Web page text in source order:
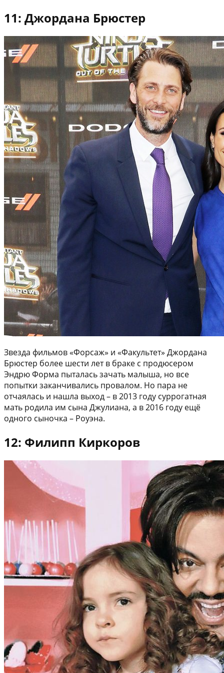
11: Джордана Брюстер
Звезда фильмов «Форсаж» и «Факультет» Джордана
Брюстер более шести лет в браке с продюсером
Эндрю Форма пыталась зачать малыша, но все
попытки заканчивались провалом. Но пара не
отчаялась и нашла выход – в 2013 году суррогатная
мать родила им сына Джулиана, а в 2016 году ещё
одного сыночка – Роуэна.
12: Филипп Киркоров